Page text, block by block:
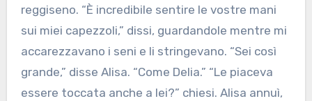
reggiseno. “È incredibile sentire le vostre mani
sui miei capezzoli,” dissi, guardandole mentre mi
accarezzavano i seni e li stringevano. “Sei così
grande,” disse Alisa. “Come Delia.” “Le piaceva
essere toccata anche a lei?” chiesi. Alisa annuì,